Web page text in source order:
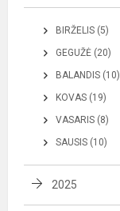
BIRŽELIS (5)
GEGUŽĖ (20)
BALANDIS (10)
KOVAS (19)
VASARIS (8)
SAUSIS (10)
2025